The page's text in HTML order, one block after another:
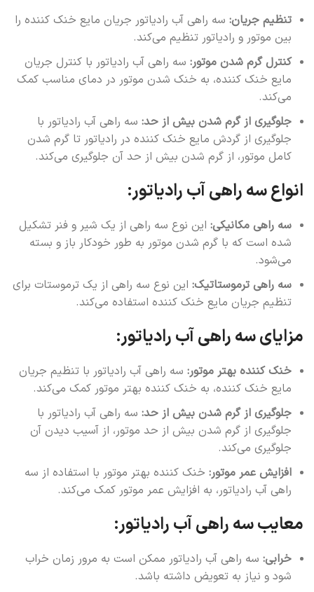
تنظیم جریان: سه راهی آب رادیاتور جریان مایع خنک کننده را
بین موتور و رادیاتور تنظیم می‌کند.
کنترل گرم شدن موتور: سه راهی آب رادیاتور با کنترل جریان
مایع خنک کننده، به خنک شدن موتور در دمای مناسب کمک
می‌کند.
جلوگیری از گرم شدن بیش از حد: سه راهی آب رادیاتور با
جلوگیری از گردش مایع خنک کننده در رادیاتور تا گرم شدن
کامل موتور، از گرم شدن بیش از حد آن جلوگیری می‌کند.
انواع سه راهی آب رادیاتور:
سه راهی مکانیکی: این نوع سه راهی از یک شیر و فنر تشکیل
شده است که با گرم شدن موتور به طور خودکار باز و بسته
می‌شود.
سه راهی ترموستاتیک: این نوع سه راهی از یک ترموستات برای
تنظیم جریان مایع خنک کننده استفاده می‌کند.
مزایای سه راهی آب رادیاتور:
خنک کننده بهتر موتور: سه راهی آب رادیاتور با تنظیم جریان
مایع خنک کننده، به خنک کننده بهتر موتور کمک می‌کند.
جلوگیری از گرم شدن بیش از حد: سه راهی آب رادیاتور با
جلوگیری از گرم شدن بیش از حد موتور، از آسیب دیدن آن
جلوگیری می‌کند.
افزایش عمر موتور: خنک کننده بهتر موتور با استفاده از سه
راهی آب رادیاتور، به افزایش عمر موتور کمک می‌کند.
معایب سه راهی آب رادیاتور:
خرابی: سه راهی آب رادیاتور ممکن است به مرور زمان خراب
شود و نیاز به تعویض داشته باشد.